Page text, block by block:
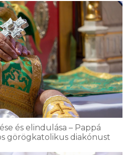
és elindulása – Pappá
görögkatolikus diakónust